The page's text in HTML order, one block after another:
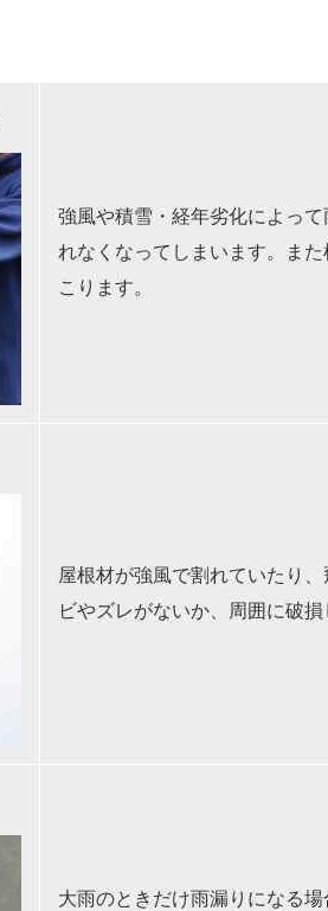
強風や積雪・経年劣化によっ
れなくなってしまいます。ま
こります。
屋根材が強風で割れていたり
ビやズレがないか、周囲に破
大雨のときだけ雨漏りになる